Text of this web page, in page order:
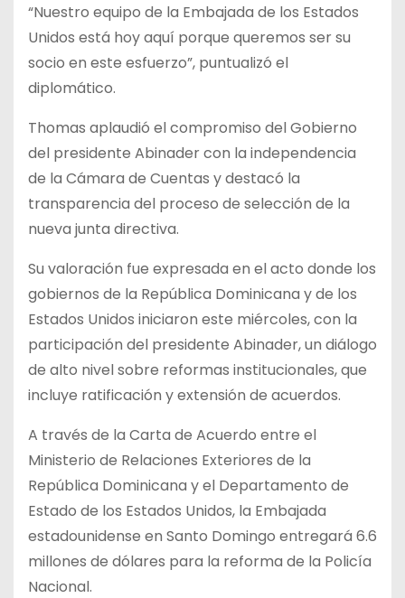
“Nuestro equipo de la Embajada de los Estados
Unidos está hoy aquí porque queremos ser su
socio en este esfuerzo”, puntualizó el
diplomático.
Thomas aplaudió el compromiso del Gobierno
del presidente Abinader con la independencia
de la Cámara de Cuentas y destacó la
transparencia del proceso de selección de la
nueva junta directiva.
Su valoración fue expresada en el acto donde los
gobiernos de la República Dominicana y de los
Estados Unidos iniciaron este miércoles, con la
participación del presidente Abinader, un diálogo
de alto nivel sobre reformas institucionales, que
incluye ratificación y extensión de acuerdos.
A través de la Carta de Acuerdo entre el
Ministerio de Relaciones Exteriores de la
República Dominicana y el Departamento de
Estado de los Estados Unidos, la Embajada
estadounidense en Santo Domingo entregará 6.6
millones de dólares para la reforma de la Policía
Nacional.